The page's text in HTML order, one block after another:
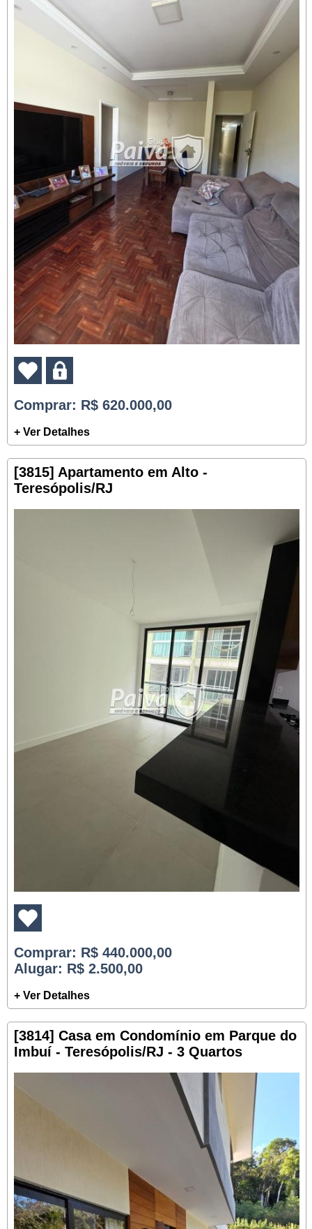
Comprar: R$ 620.000,00
+ Ver Detalhes
[3815] Apartamento em Alto -
Teresópolis/RJ
Comprar: R$ 440.000,00
Alugar: R$ 2.500,00
+ Ver Detalhes
[3814] Casa em Condomínio em Parque do
Imbuí - Teresópolis/RJ - 3 Quartos